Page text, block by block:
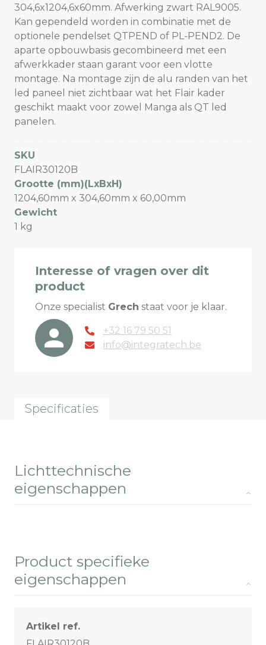
304,6x1204,6x60mm. Afwerking zwart RAL9005.
Kan gependeld worden in combinatie met de
optionele pendelset QTPEND of PL-PEND2. De
aparte opbouwbasis gecombineerd met een
afwerkkader staan garant voor een vlotte
montage. Na montage zijn de alu randen van het
led paneel niet zichtbaar wat het Flair kader
geschikt maakt voor zowel Manga als QT led
panelen.
SKU
FLAIR30120B
Grootte (mm)(LxBxH)
1204,60mm x 304,60mm x 60,00mm
Gewicht
1 kg
Interesse of vragen over dit
product
Onze specialist Grech staat voor je klaar.
+32 16 79 50 51
info@integratech.be
Specificaties
Lichttechnische
eigenschappen
Product specifieke
eigenschappen
Artikel ref.